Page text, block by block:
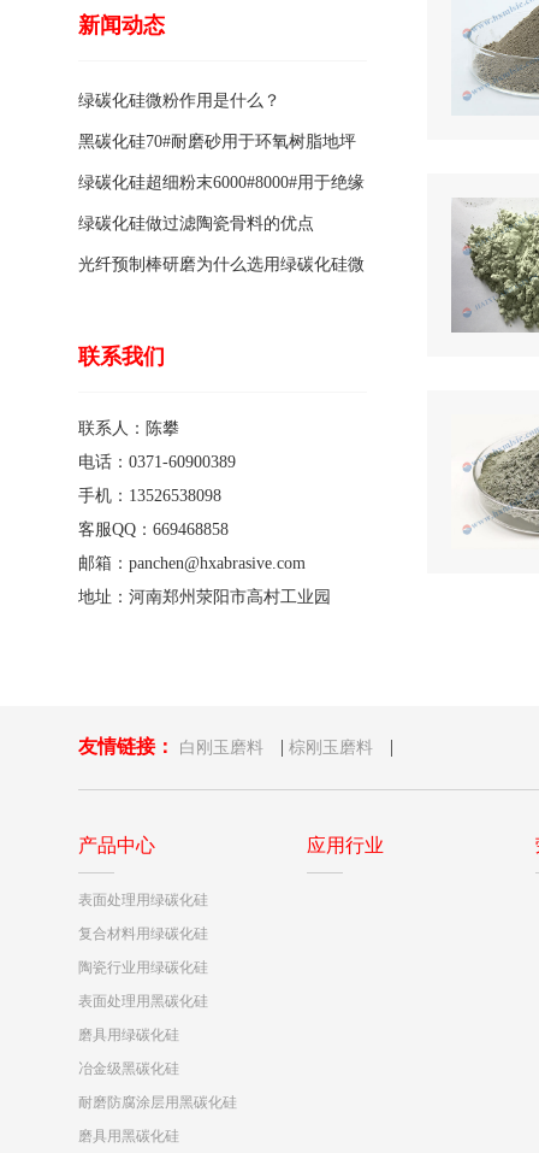
新闻动态
绿碳化硅微粉作用是什么？
黑碳化硅70#耐磨砂用于环氧树脂地坪
骨料的特点有哪些？
绿碳化硅超细粉末6000#8000#用于绝缘
涂料的优点
绿碳化硅做过滤陶瓷骨料的优点
光纤预制棒研磨为什么选用绿碳化硅微
联系我们
联系人：陈攀
电话：0371-60900389
手机：13526538098
客服QQ：669468858
邮箱：panchen@hxabrasive.com
地址：河南郑州荥阳市高村工业园
友情链接： 白刚玉磨料 | 棕刚玉磨料 |
产品中心
表面处理用绿碳化硅
复合材料用绿碳化硅
陶瓷行业用绿碳化硅
表面处理用黑碳化硅
磨具用绿碳化硅
冶金级黑碳化硅
耐磨防腐涂层用黑碳化硅
磨具用黑碳化硅
应用行业